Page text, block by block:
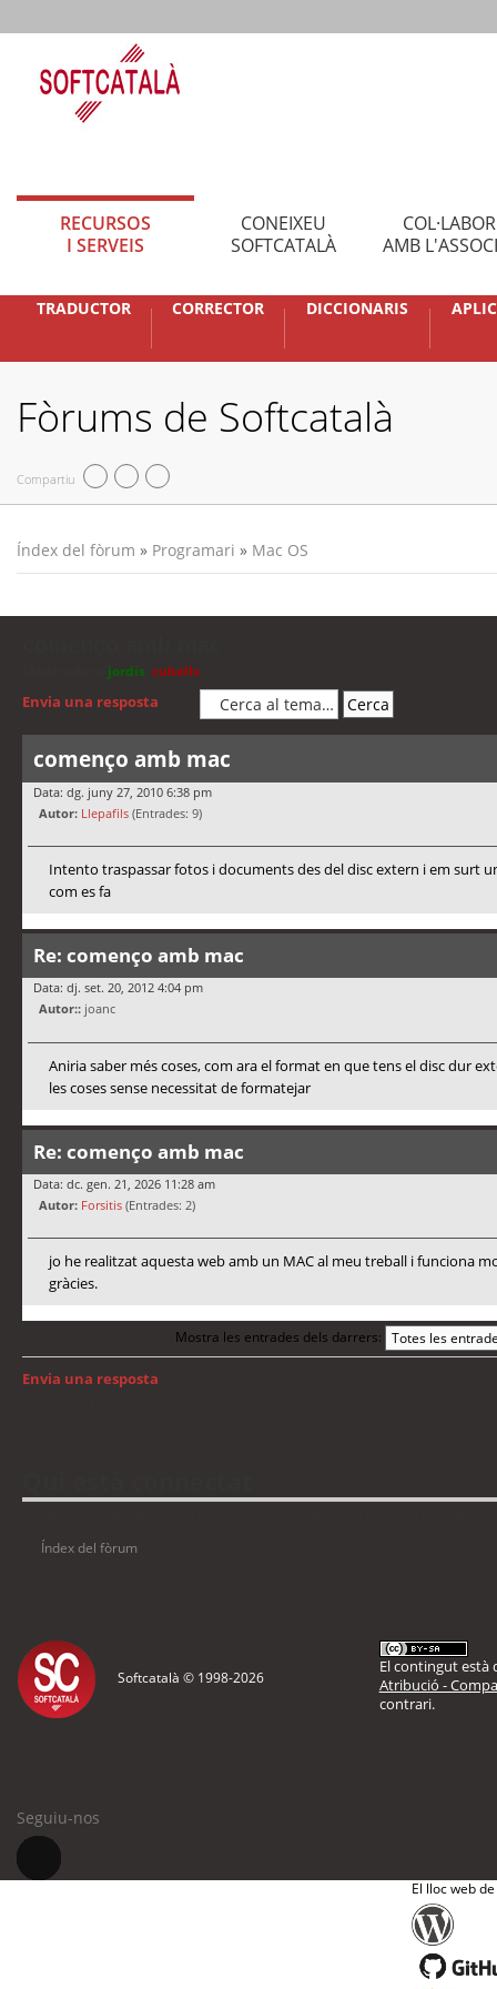
RECURSOS
I SERVEIS
CONEIXEU
SOFTCATALÀ
AMB
TRADUCTOR CORRECTOR DICCIONARIS
Fòrums de Softcatalà
Compartiu
Índex del fòrum » Programari » Mac OS
jordis cubells
Envia una resposta
començo amb mac
Data: dg. juny 27, 2010 6:38 pm
Autor: Llepafils (Entrades: 9)
Intento traspassar fotos i documents des del disc extern i em surt
com es fa
Re: començo amb mac
Data: dj. set. 20, 2012 4:04 pm
Autor:: joanc
Aniria saber més coses, com ara el format en que tens el disc dur
les coses sense necessitat de formatejar
Re: començo amb mac
Data: dc. gen. 21, 2026 11:28 am
Autor: Forsitis (Entrades: 2)
jo he realitzat aquesta web amb un MAC al meu treball i funciona
gràcies.
Mostra les entrades dels darrers:
Envia una resposta
Índex del fòrum
Softcatalà © 1998-2026
El contingut està
Atribució -
contrari.
Seguiu-nos
El lloc web